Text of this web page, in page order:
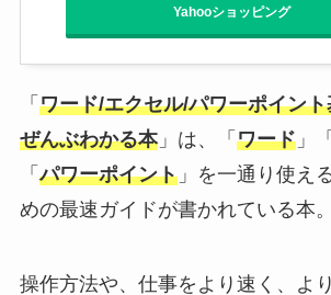
Yahooショッピング
「 ワード/エクセル/パワーポイン
ぜんぶわかる本」は、「 ワード」「
「パワーポイント」を一通り使え
めの最速ガイドが書かれている本。
操作方法や、仕事をより速く、よ